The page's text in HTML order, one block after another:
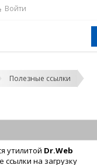
Войти
Полезные ссылки
утилитой Dr.Web
на загрузку